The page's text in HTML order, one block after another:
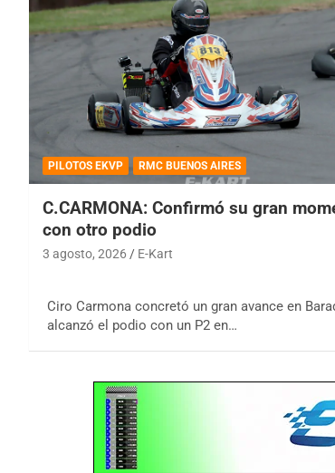
PILOTOS EKVP RMC BUENOS AIRES
C.CARMONA: Confirmó su gran
con otro podio
3 agosto, 2026 E-Kart
Ciro Carmona concretó un gran avance en
alcanzó el podio con un P2 en…